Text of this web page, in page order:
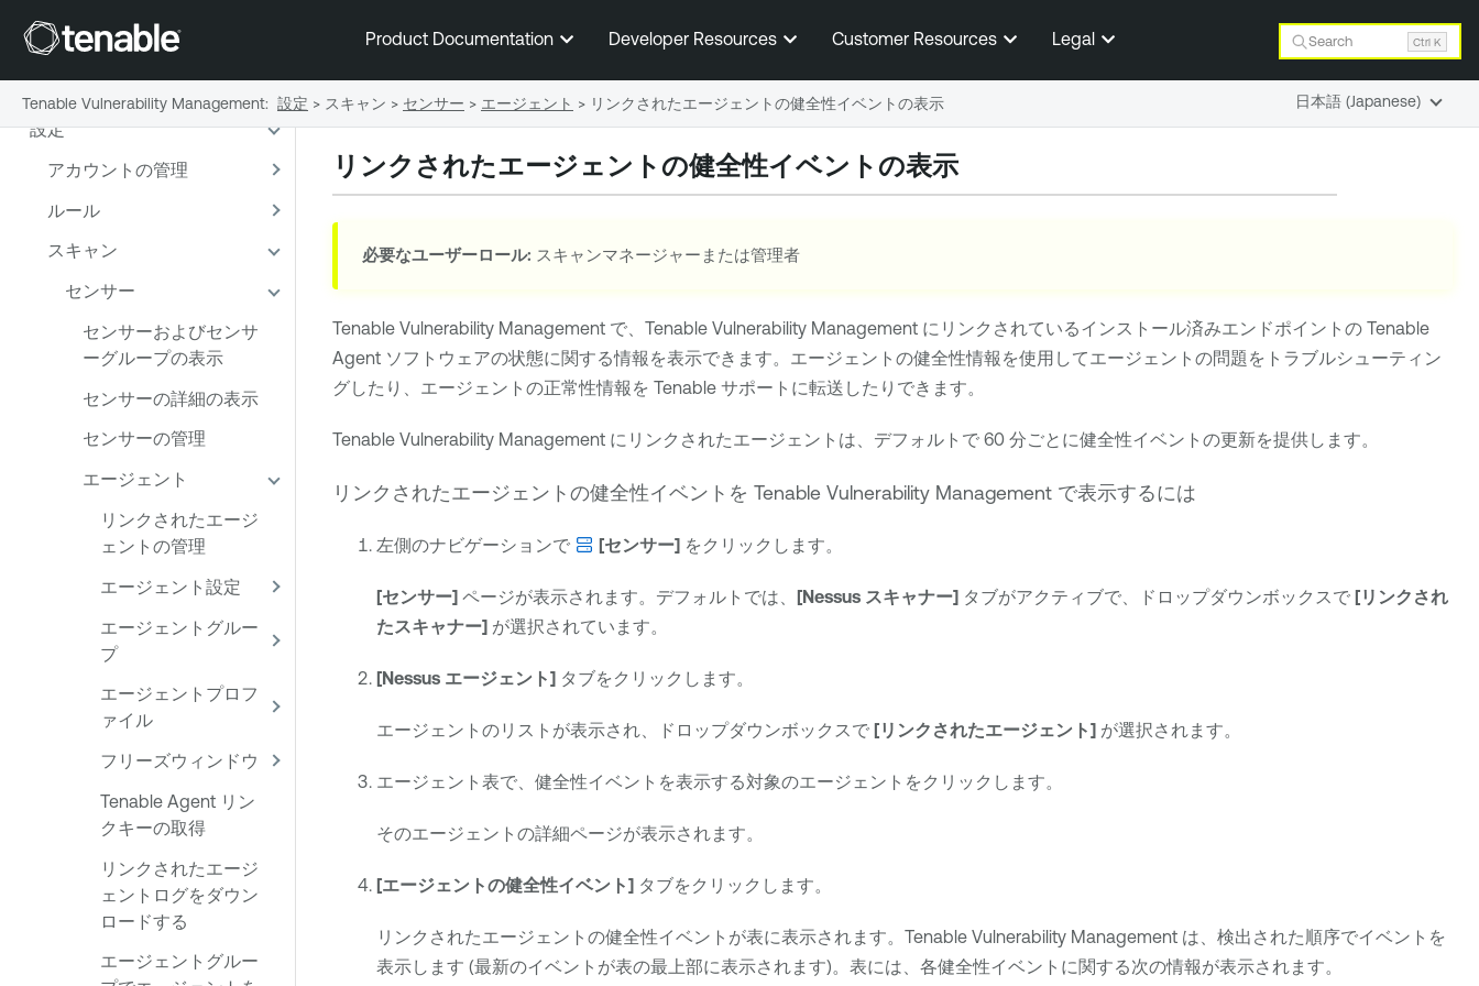
メインコンテンツに移動する
Product Documentation Developer Resources Customer Resources Legal Search Ctrl K
修正
設定
アカウントの管理
ルール
スキャン
センサー
センサーおよびセンサ
ーグループの表示
センサーの詳細の表示
センサーの管理
エージェント
リンクされたエージ
ェントの管理
エージェント設定
エージェントグルー
プ
エージェントプロフ
ァイル
フリーズウィンドウ
Tenable Agent リン
クキーの取得
リンクされたエージ
ェントログをダウン
ロードする
エージェントグルー
リンクされたエージェントの健全性イベントの表示
必要なユーザーロール: スキャンマネージャーまたは管理者
Tenable Vulnerability Managementで、 Tenable Vulnerability Managementにリンクされているインストール済みエンドポイントの Tenable
Agentソフトウェアの状態に関する情報を表示できます。エージェントの健全性情報を使用してエージェントの問題をトラブルシューティン
グしたり、エージェントの正常性情報を Tenableサポートに転送したりできます。
Tenable Vulnerability Managementにリンクされたエージェントは、デフォルトで 60 分ごとに健全性イベントの更新を提供します。
リンクされたエージェントの健全性イベントを Tenable Vulnerability Managementで表示するには
左側のナビゲーションで [センサー] をクリックします。
[センサー] ページが表示されます。デフォルトでは、 [Nessus スキャナー] タブがアクティブで、ドロップダウンボックスで [リンクされ
たスキャナー] が選択されています。
[Nessus エージェント] タブをクリックします。
エージェントのリストが表示され、ドロップダウンボックスで [リンクされたエージェント] が選択されます。
エージェント表で、健全性イベントを表示する対象のエージェントをクリックします。
そのエージェントの詳細ページが表示されます。
[エージェントの健全性イベント] タブをクリックします。
リンクされたエージェントの健全性イベントが表に表示されます。 Tenable Vulnerability Managementは、検出された順序でイベントを
表示します (最新のイベントが表の最上部に表示されます)。表には、各健全性イベントに関する次の情報が表示されます。
Tenable Vulnerability Management: 設定 > スキャン > センサー > エージェント > リンクされたエージェントの健全性イベントの表示 日本語 (Japanese)